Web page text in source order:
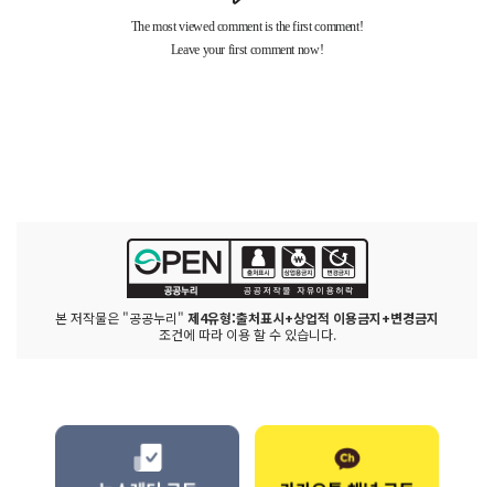
본 저작물은 "공공누리" 제4유형:출처표시+상업적 이용금지+변경금지
조건에 따라 이용 할 수 있습니다.